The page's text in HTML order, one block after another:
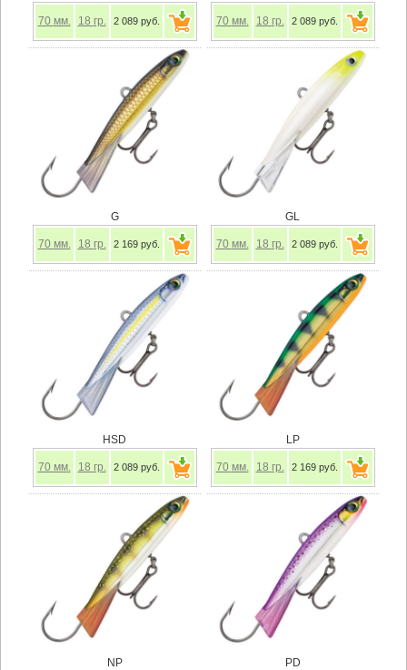
70 мм. 18 гр. 2 089 руб. 70 мм. 18 гр. 2 089 руб.
G
70 мм. 18 гр. 2 169 руб.
GL
70 мм. 18 гр. 2 089 руб.
HSD
70 мм. 18 гр. 2 089 руб.
LP
70 мм. 18 гр. 2 169 руб.
NP PD